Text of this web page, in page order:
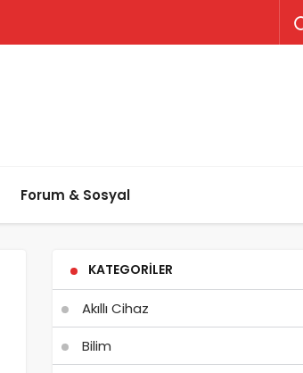
Forum & Sosyal
KATEGORILER
Akıllı Cihaz
Bilim